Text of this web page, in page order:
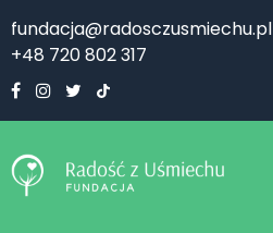
fundacja@radosczusmiechu.pl
+48 720 802 317